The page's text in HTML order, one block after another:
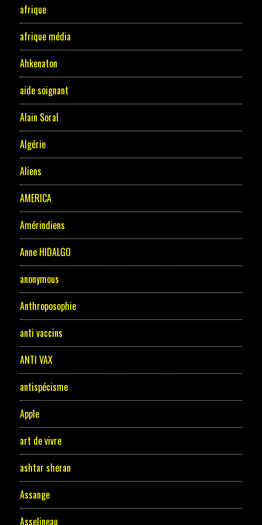
afrique
afrique média
Ahkenaton
aide soignant
Alain Soral
Algérie
Aliens
AMERICA
Amérindiens
Anne HIDALGO
anonymous
Anthroposophie
anti vaccins
ANTI VAX
antispécisme
Apple
art de vivre
ashtar sheran
Assange
Asselineau